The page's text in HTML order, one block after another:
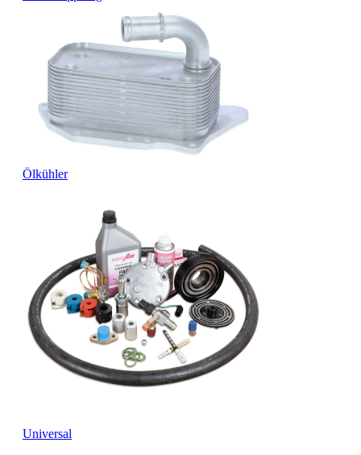
Ölkühler
Universal